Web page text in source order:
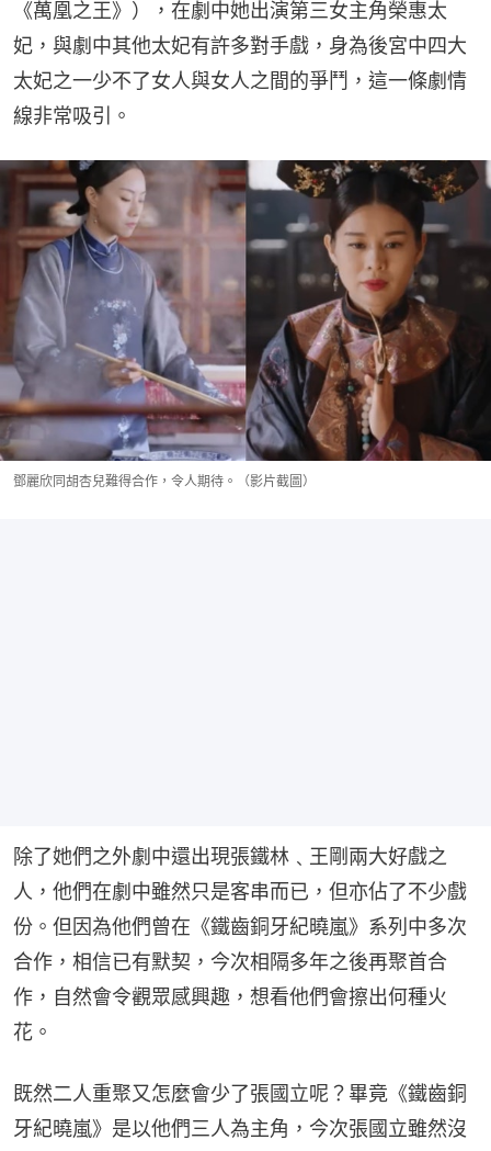
《萬凰之王》），在劇中她出演第三女主角榮惠太
妃，與劇中其他太妃有許多對手戲，身為後宮中四大
太妃之一少不了女人與女人之間的爭鬥，這一條劇情
線非常吸引。
鄧麗欣同胡杏兒難得合作，令人期待。（影片截圖）
除了她們之外劇中還出現張鐵林﹑王剛兩大好戲之
人，他們在劇中雖然只是客串而已，但亦佔了不少戲
份。但因為他們曾在《鐵齒銅牙紀曉嵐》系列中多次
合作，相信已有默契，今次相隔多年之後再聚首合
作，自然會令觀眾感興趣，想看他們會擦出何種火
花。
既然二人重聚又怎麼會少了張國立呢？畢竟《鐵齒銅
牙紀曉嵐》是以他們三人為主角，今次張國立雖然沒